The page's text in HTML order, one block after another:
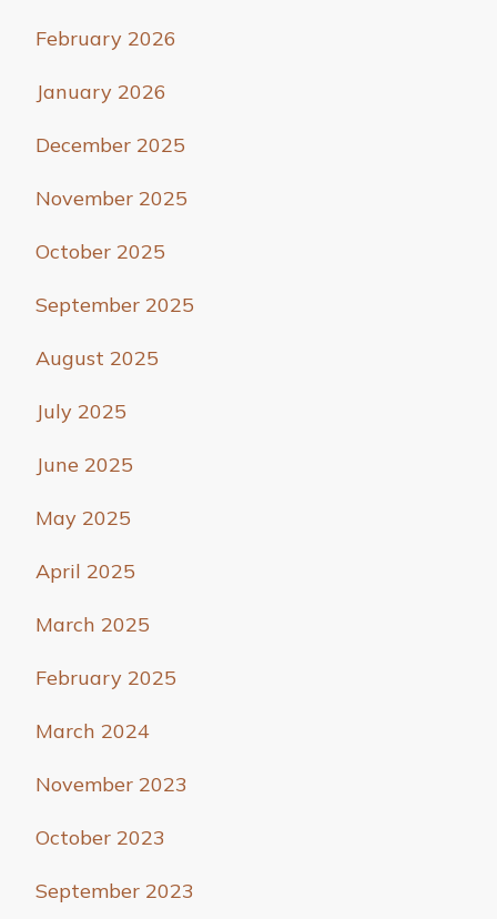
February 2026
January 2026
December 2025
November 2025
October 2025
September 2025
August 2025
July 2025
June 2025
May 2025
April 2025
March 2025
February 2025
March 2024
November 2023
October 2023
September 2023